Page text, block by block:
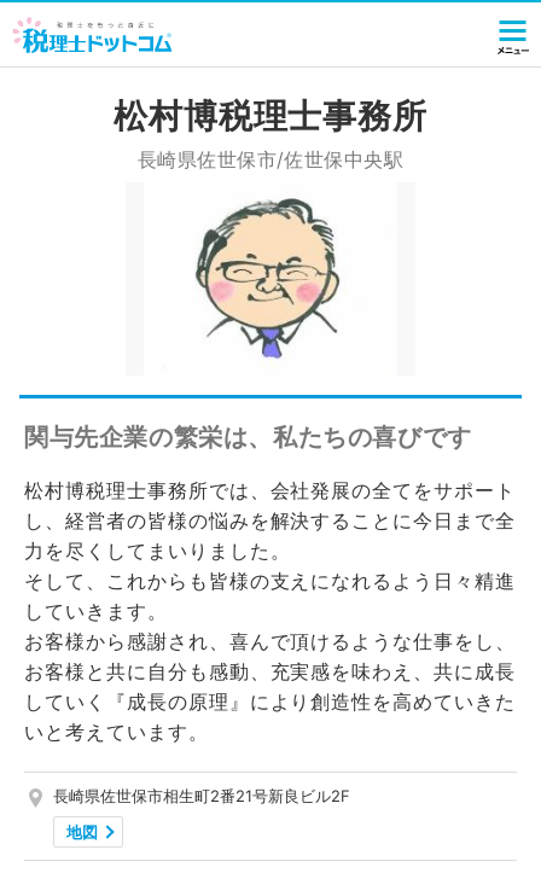
松村博税理士事務所
長崎県佐世保市/佐世保中央駅
関与先企業の繁栄は、私たちの喜びです
松村博税理士事務所では、会社発展の全てをサポート
し、経営者の皆様の悩みを解決することに今日まで全
力を尽くしてまいりました。
そして、これからも皆様の支えになれるよう日々精進
していきます。
お客様から感謝され、喜んで頂けるような仕事をし、
お客様と共に自分も感動、充実感を味わえ、共に成長
していく『成長の原理』により創造性を高めていきた
いと考えています。
長崎県佐世保市相生町2番21号新良ビル2F
地図